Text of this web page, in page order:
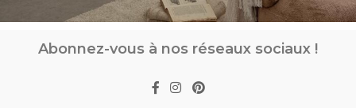
Abonnez-vous à nos réseaux sociaux !